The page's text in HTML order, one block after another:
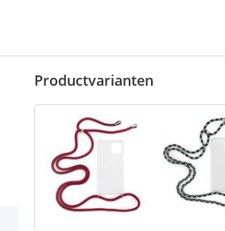
Productvarianten